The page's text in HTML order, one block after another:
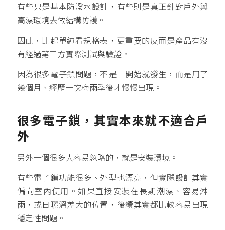
有些只是基本防潑水設計，有些則是真正針對戶外與
高濕環境去做結構防護。
因此，比起單純看規格表，更重要的反而是產品有沒
有經過第三方實際測試與驗證。
因為很多電子鎖問題，不是一開始就發生，而是用了
幾個月、經歷一次梅雨季後才慢慢出現。
很多電子鎖，其實本來就不適合戶
外
另外一個很多人容易忽略的，就是安裝環境。
有些電子鎖功能很多、外型也漂亮，但實際設計其實
偏向室內使用。如果直接安裝在長期潮濕、容易淋
雨，或日曬溫差大的位置，後續其實都比較容易出現
穩定性問題。